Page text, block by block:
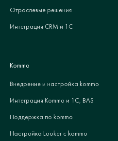
Отраслевые решения
Интеграция CRM и 1С
Kommo
Внедрение и настройка kommo
Интеграция Kommo и 1С, BAS
Поддержка по kommo
Настройка Looker с kommo